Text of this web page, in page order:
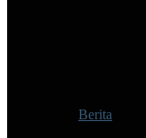
Berita